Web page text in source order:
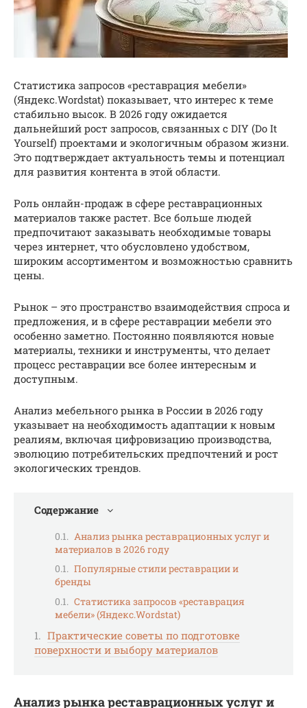
Статистика запросов «реставрация мебели»
(Яндекс.Wordstat) показывает, что интерес к теме
стабильно высок. В 2026 году ожидается
дальнейший рост запросов, связанных с DIY (Do It
Yourself) проектами и экологичным образом жизни.
Это подтверждает актуальность темы и потенциал
для развития контента в этой области.
Роль онлайн-продаж в сфере реставрационных
материалов также растет. Все больше людей
предпочитают заказывать необходимые товары
через интернет, что обусловлено удобством,
широким ассортиментом и возможностью сравнить
цены.
Рынок – это пространство взаимодействия спроса и
предложения, и в сфере реставрации мебели это
особенно заметно. Постоянно появляются новые
материалы, техники и инструменты, что делает
процесс реставрации все более интересным и
доступным.
Анализ мебельного рынка в России в 2026 году
указывает на необходимость адаптации к новым
реалиям, включая цифровизацию производства,
эволюцию потребительских предпочтений и рост
экологических трендов.
Содержание
Анализ рынка реставрационных услуг и
материалов в 2026 году
Популярные стили реставрации и
бренды
Статистика запросов «реставрация
мебели» (Яндекс.Wordstat)
Практические советы по подготовке
поверхности и выбору материалов
Анализ рынка реставрационных услуг и